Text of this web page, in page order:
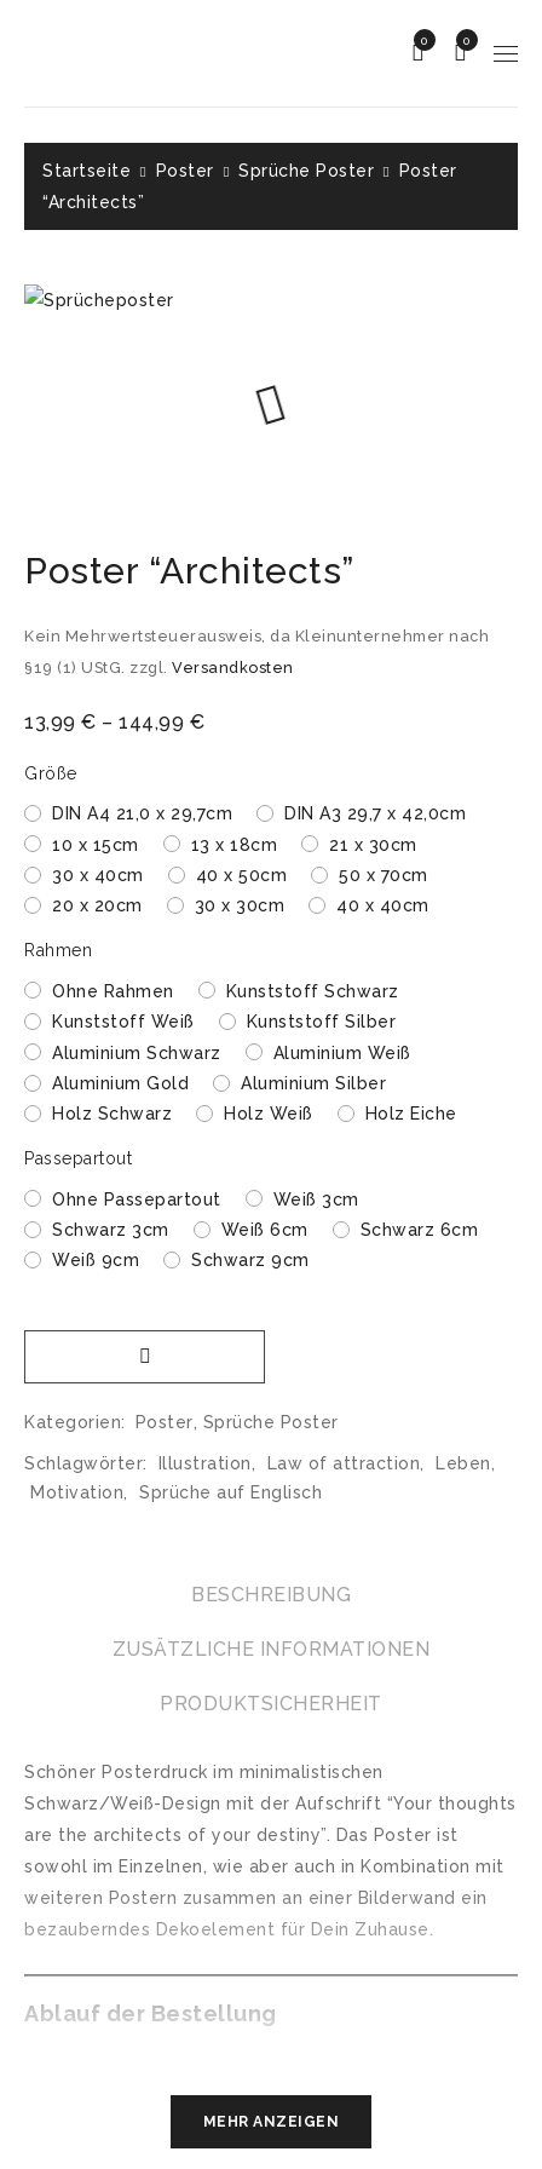
0
0
Startseite Poster Sprüche Poster
Poster
“Architects”
Poster “Architects”
Kein Mehrwertsteuerausweis, da Kleinunternehmer nach
§19 (1) UStG. zzgl. Versandkosten
13,99 € – 144,99 €
Größe
DIN A4 21,0 x 29,7cm
DIN A3 29,7 x 42,0cm
10 x 15cm
13 x 18cm
21 x 30cm
30 x 40cm
40 x 50cm
50 x 70cm
20 x 20cm
30 x 30cm 40 x 40cm
Rahmen
Ohne Rahmen
Kunststoff Schwarz
Kunststoff Weiß
Kunststoff Silber
Aluminium Schwarz
Aluminium Weiß
Aluminium Gold
Aluminium Silber
Holz Schwarz
Holz Weiß Holz Eiche
Passepartout
Ohne Passepartout
Weiß 3cm
Schwarz 3cm
Weiß 6cm
Schwarz 6cm
Weiß 9cm
Schwarz 9cm
Kategorien: Poster, Sprüche Poster
Schlagwörter: Illustration, Law of attraction, Leben,
Motivation, Sprüche auf Englisch
BESCHREIBUNG
ZUSÄTZLICHE INFORMATIONEN
PRODUKTSICHERHEIT
Schöner Posterdruck im minimalistischen
Schwarz/Weiß-Design mit der Aufschrift “Your thoughts
are the architects of your destiny”. Das Poster ist
sowohl im Einzelnen, wie aber auch in Kombination mit
weiteren Postern zusammen an einer Bilderwand ein
bezauberndes Dekoelement für Dein Zuhause.
Ablauf der Bestellung
haben, unter “Anmerkungen zu Deiner Bestellung” die
Daten anzugeben, die Du gerne auf dem Poster
MEHR ANZEIGEN